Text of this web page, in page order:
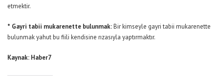
etmektir.
* Gayri tabii mukarenette bulunmak:Bir kimseyle gayri tabii mukarenette
bulunmak yahut bu fiili kendisine rızasıyla yaptırmaktır.
Kaynak: Haber7